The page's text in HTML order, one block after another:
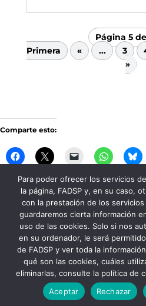
Página 5 de
Primera
« ... 3
»
Comparte esto:
Me gusta esto:
FADSP · 2023 |Aviso
Privacidad|
Para poder ofrecer los servicios
la página, FADSP y, en su caso,
con la prestación de los
guardaremos cierta información
uso de las cookies. Solo si nos
en su ordenador, le será
de FADSP y ver toda la
qué son las cookies, cuáles
eliminarlas, consulte la política de
Aceptar
Rechazar